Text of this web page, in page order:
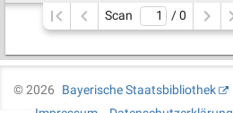
Scan / 0
©2026
Bayerische Staatsbibliothek